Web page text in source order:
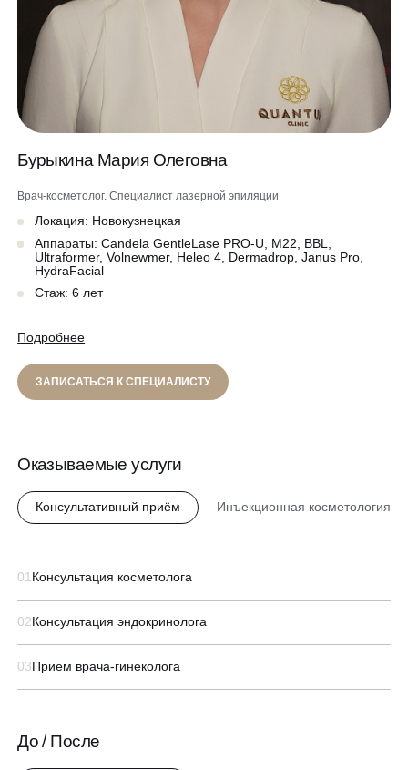
УЗИ
Лазерная эпиляция
Массаж и обёртывание
Сертификаты
Программа лояльности
QC Магазин
О клинике
Специалисты
Вакансии
Оборудование
Программа лояльности
Блог
Контакты
ЗАПИСАТЬСЯ НА КОНСУЛЬТАЦИЮ
Бурыкина Мария Олеговна
Врач-косметолог. Специалист лазерной эпиляции
Локация: Новокузнецкая
Аппараты: Candela GentleLase PRO-U, M22, BBL,
Ultraformer, Volnewmer, Heleo 4, Dermadrop, Janus Pro,
HydraFacial
Стаж: 6 лет
Подробнее
ЗАПИСАТЬСЯ К СПЕЦИАЛИСТУ
Оказываемые услуги
Консультативный приём Инъекционная косметология
01 Консультация косметолога
02Консультация эндокринолога
03Прием врача-гинеколога
До / После